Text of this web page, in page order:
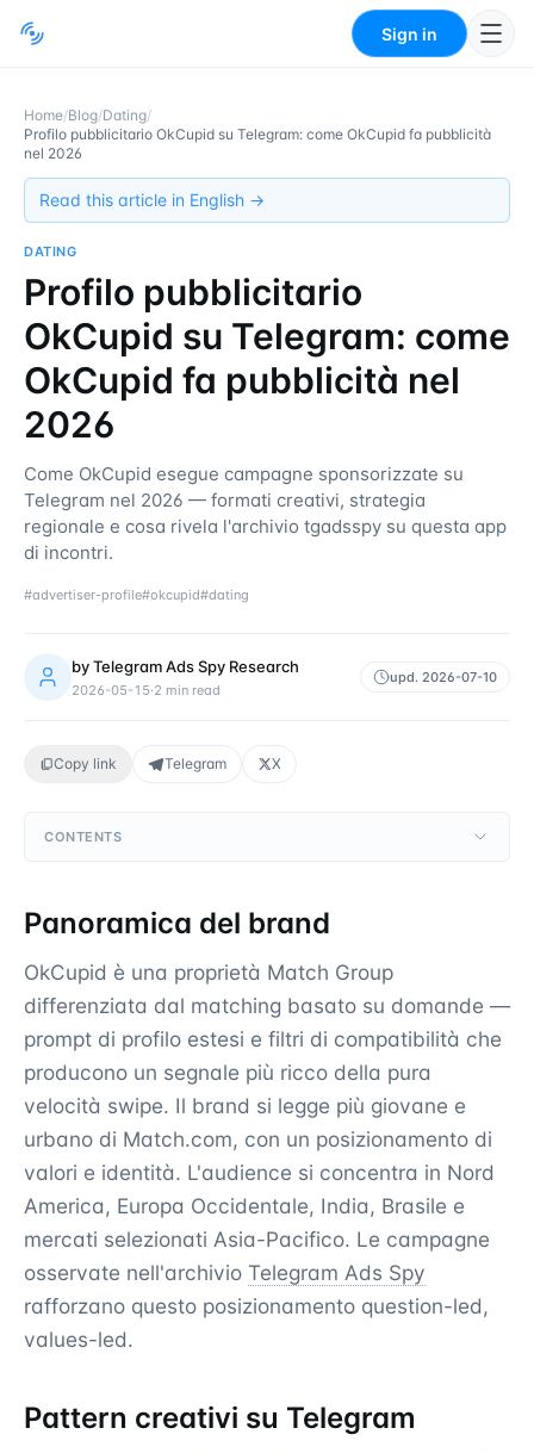
Sign in
Home/Blog/Dating/
Profilo pubblicitario OkCupid su Telegram: come OkCupid fa pubblicità
nel 2026
Read this article in English →
DATING
Profilo pubblicitario
OkCupid su Telegram: come
OkCupid fa pubblicità nel
2026
Come OkCupid esegue campagne sponsorizzate su
Telegram nel 2026 — formati creativi, strategia
regionale e cosa rivela l'archivio tgadsspy su questa app
di incontri.
#advertiser-profile#okcupid#dating
byTelegram Ads Spy Research
2026-05-15·2 min read
upd. 2026-07-10
Copy link Telegram X
CONTENTS
Panoramica del brand
OkCupid è una proprietà Match Group
differenziata dal matching basato su domande —
prompt di profilo estesi e filtri di compatibilità che
producono un segnale più ricco della pura
velocità swipe. Il brand si legge più giovane e
urbano di Match.com, con un posizionamento di
valori e identità. L'audience si concentra in Nord
America, Europa Occidentale, India, Brasile e
mercati selezionati Asia-Pacifico. Le campagne
osservate nell'archivio Telegram Ads Spy
rafforzano questo posizionamento question-led,
values-led.
Pattern creativi su Telegram